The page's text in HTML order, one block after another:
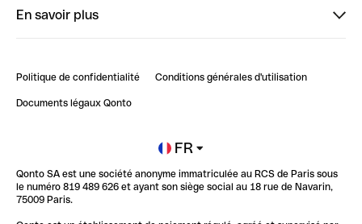
ClubQonto
Impact de l'IA sur les carrières/productivité
En savoir plus
Blog
Newsroom
Glossaire finance
Politique de confidentialité Conditions générales d'utilisation
Documents légaux Qonto
FR
Qonto SA est une société anonyme immatriculée au RCS de Paris sous
le numéro 819 489 626 et ayant son siège social au 18 rue de Navarin,
75009 Paris.